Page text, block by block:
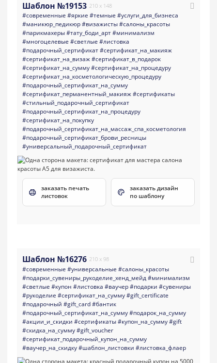
Шаблон №19153 210 x 148
#современные #яркие #темные #услуги_для_бизнеса
#маникюр_педикюр#визажисты#салоны_красоты
#парикмахеры#тату_боди_арт#минимализм
#многоцелевые #светлые #листовка
#подарочный_сертификат#сертификат_на_макияж
#сертификат_на_визаж#сертификат_в_подарок
#сертификат_на_сумму#сертификат_на_процедуру
#сертификат_на_косметологическую_процедуру
#подарочный_сертификат_на_сумму
#сертификат_перманентный_макияж#сертификаты
#стильный_подарочный_сертификат
#подарочный_сертификат_на_процедуру
#сертификат_на_покупку
#подарочный_сертификат_на_массаж_спа_косметология
#подарочный_сертификат_брови_ресницы
#универсальный_подарочный_сертификат
заказать печать
листовок
заказать дизайн
по шаблону
Шаблон №16276 210 x 98
#современные #универсальные #салоны_красоты
#подарки_сувениры_рукоделие_хенд_мейд#минимализм
#светлые #купон #листовка #ваучер#подарки #сувениры
#рукоделие #сертификат_на_сумму#gift_certificate
#подарочный #gift_card#бантик
#подарочный_сертификат_на_сумму#подарок_на_сумму
#акции_и_скидки #сертификаты#купон_на_сумму#gift
#скидка_на_сумму#gift_voucher
#сертификат_подарочный_купон_на_сумму
#ваучер_на_скидку#шаблон_листовки #листовка_флаер